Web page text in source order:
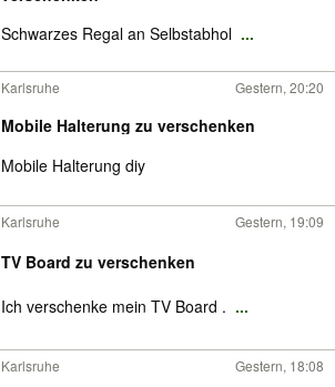
Schwarzes Regal an Selbstabhol ...
Karlsruhe Gestern, 20:20
Mobile Halterung zu verschenken
Mobile Halterung diy
Karlsruhe Gestern, 19:09
TV Board zu verschenken
Ich verschenke mein TV Board . ...
Karlsruhe Gestern, 18:08